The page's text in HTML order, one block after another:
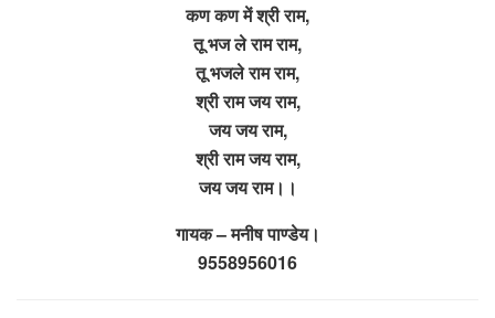
कण कण में श्री राम,
तू भज ले राम राम,
तू भजले राम राम,
श्री राम जय राम,
जय जय राम,
श्री राम जय राम,
जय जय राम।।
गायक – मनीष पाण्डेय।
9558956016